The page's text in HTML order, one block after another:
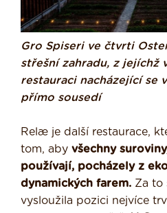
Gro Spiseri ve čtvrti
střešní zahradu, z jejíchž
restauraci nacházející se
přímo sousedí
Relæ je další restaurace,
tom, aby všechny
používají, pocházely z
dynamických farem. Za to
vysloužila pozici nejvíce